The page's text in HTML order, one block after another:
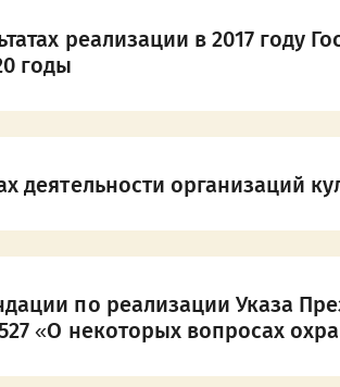
реализации в 2017 году
годы
деятельности организаций
по реализации Указа
«О некоторых вопросах